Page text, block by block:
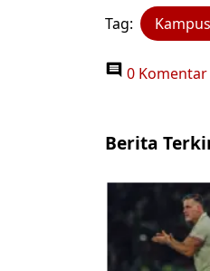
Tag:
0 Komentar
Berita